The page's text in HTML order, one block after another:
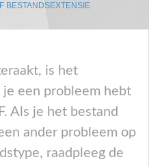
BESTANDSEXTENSIE
is het
een probleem hebt
Als je het bestand
ander probleem op
raadpleeg de